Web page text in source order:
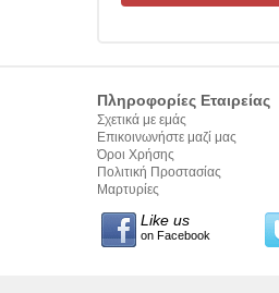
Πληροφορίες Εταιρείας
Σχετικά με εμάς
Επικοινωνήστε μαζί μας
Όροι Χρήσης
Πολιτική Προστασίας
Προσωπικών Δεδομένων
Μαρτυρίες
Like us
on Facebook